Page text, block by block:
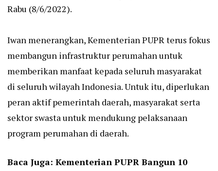
Rabu (8/6/2022).
Iwan menerangkan, Kementerian PUPR terus fokus
membangun infrastruktur perumahan untuk
memberikan manfaat kepada seluruh masyarakat
di seluruh wilayah Indonesia. Untuk itu, diperlukan
peran aktif pemerintah daerah, masyarakat serta
sektor swasta untuk mendukung pelaksanaan
program perumahan di daerah.
Baca Juga: Kementerian PUPR Bangun 10